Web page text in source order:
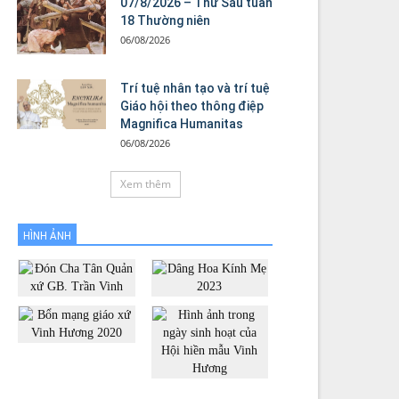
18 Thường niên
06/08/2026
Trí tuệ nhân tạo và trí tuệ
Giáo hội theo thông điệp
Magnifica Humanitas
06/08/2026
Xem thêm
HÌNH ẢNH